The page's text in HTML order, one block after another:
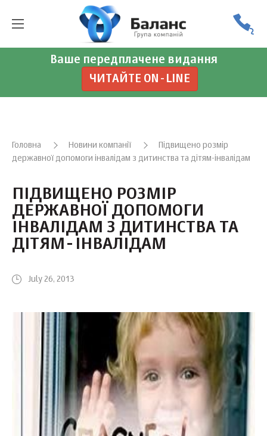
Ваше передплачене видання
ЧИТАЙТЕ ON-LINE
Головна Новини компанії
Підвищено розмір
державної допомоги інвалідам з дитинства та дітям-інвалідам
ПІДВИЩЕНО РОЗМІР
ДЕРЖАВНОЇ ДОПОМОГИ
ІНВАЛІДАМ З ДИТИНСТВА ТА
ДІТЯМ-ІНВАЛІДАМ
July 26, 2013